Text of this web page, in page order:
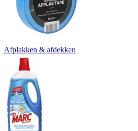
Afplakken & afdekken